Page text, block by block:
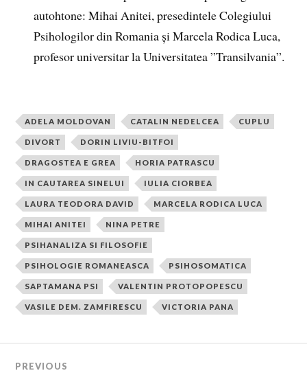
autohtone: Mihai Anitei, presedintele Colegiului
Psihologilor din Romania și Marcela Rodica Luca,
profesor universitar la Universitatea ”Transilvania”.
ADELA MOLDOVAN CATALIN NEDELCEA CUPLU
DIVORT DORIN LIVIU-BITFOI
DRAGOSTEA E GREA HORIA PATRASCU
IN CAUTAREA SINELUI IULIA CIORBEA
LAURA TEODORA DAVID MARCELA RODICA LUCA
MIHAI ANITEI NINA PETRE
PSIHANALIZA SI FILOSOFIE
PSIHOLOGIE ROMANEASCA PSIHOSOMATICA
SAPTAMANA PSI VALENTIN PROTOPOPESCU
VASILE DEM. ZAMFIRESCU VICTORIA PANA
PREVIOUS